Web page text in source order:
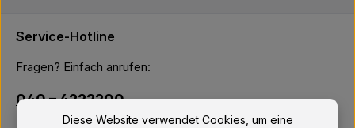
Service-Hotline
Fragen? Einfach anrufen:
040 – 4222200
Diese Website verwendet Cookies, um eine